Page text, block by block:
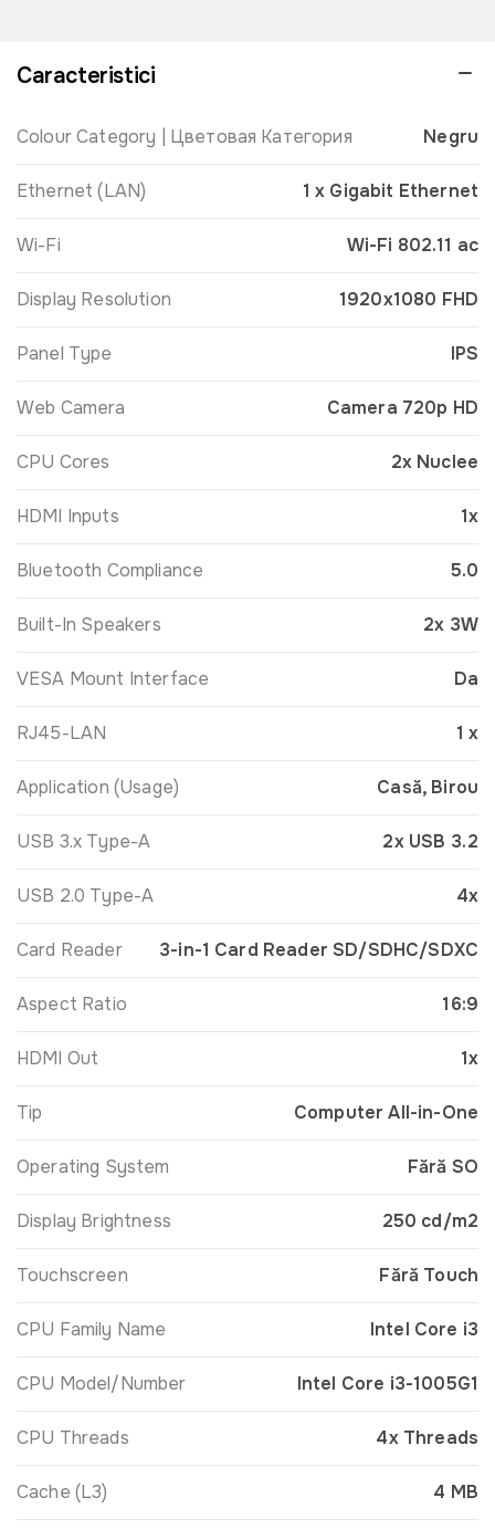
Caracteristici
Colour Category | Цветовая Категория Negru
Ethernet (LAN) 1 x Gigabit Ethernet
Wi-Fi Wi-Fi 802.11 ac
Display Resolution 1920x1080 FHD
Panel Type IPS
Web Camera Camera 720p HD
CPU Cores 2x Nuclee
HDMI Inputs 1x
Bluetooth Compliance 5.0
Built-In Speakers 2x 3W
VESA Mount Interface Da
RJ45-LAN 1 x
Application (Usage) Casă, Birou
USB 3.x Type-A 2x USB 3.2
USB 2.0 Type-A 4x
Card Reader 3-in-1 Card Reader SD/SDHC/SDXC
Aspect Ratio 16:9
HDMI Out 1x
Tip Computer All-in-One
Operating System Fără SO
Display Brightness 250 cd/m2
Touchscreen Fără Touch
CPU Family Name Intel Core i3
CPU Model/Number Intel Core i3-1005G1
CPU Threads 4x Threads
Cache (L3) 4 MB